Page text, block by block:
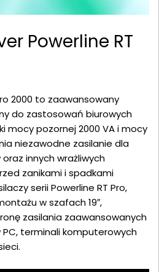
Powerline RT
2000 to zaawansowany
do zastosowań biurowych
mocy pozornej 2000 VA i mocy
niezawodne zasilanie dla
innych wrażliwych
zanikami i spadkami
serii Powerline RT Pro,
w szafach 19″,
zasilania zaawansowanych
terminali komputerowych